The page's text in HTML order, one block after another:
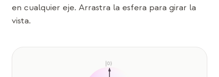
Niños y padres
en cualquier eje. Arrastra la esfera para girar la
vista.
|0⟩